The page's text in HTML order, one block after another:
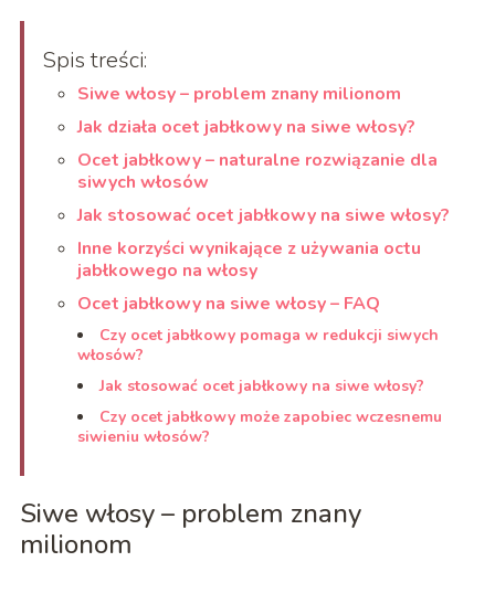
Spis treści:
Siwe włosy – problem znany milionom
Jak działa ocet jabłkowy na siwe włosy?
Ocet jabłkowy – naturalne rozwiązanie dla
siwych włosów
Jak stosować ocet jabłkowy na siwe włosy?
Inne korzyści wynikające z używania octu
jabłkowego na włosy
Ocet jabłkowy na siwe włosy – FAQ
Czy ocet jabłkowy pomaga w redukcji siwych
włosów?
Jak stosować ocet jabłkowy na siwe włosy?
Czy ocet jabłkowy może zapobiec wczesnemu
siwieniu włosów?
Siwe włosy – problem znany
milionom